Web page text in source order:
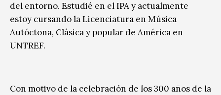
del entorno. Estudié en el IPA y actualmente
estoy cursando la Licenciatura en Música
Autóctona, Clásica y popular de América en
UNTREF.
Con motivo de la celebración de los 300 años de la